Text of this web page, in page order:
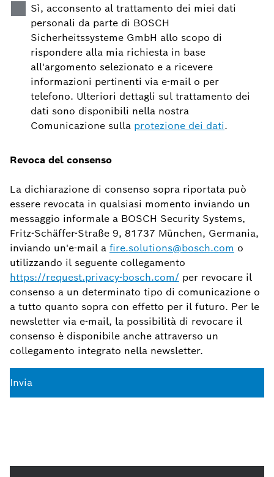
Sì, acconsento al trattamento dei miei dati
personali da parte di BOSCH
Sicherheitssysteme GmbH allo scopo di
rispondere alla mia richiesta in base
all'argomento selezionato e a ricevere
informazioni pertinenti via e-mail o per
telefono. Ulteriori dettagli sul trattamento dei
dati sono disponibili nella nostra
Comunicazione sulla protezione dei dati.
Revoca del consenso
La dichiarazione di consenso sopra riportata può
essere revocata in qualsiasi momento inviando un
messaggio informale a BOSCH Security Systems,
Fritz-Schäffer-Straße 9, 81737 München, Germania,
inviando un'e-mail a fire.solutions@bosch.com o
utilizzando il seguente collegamento
https://request.privacy-bosch.com/ per revocare il
consenso a un determinato tipo di comunicazione o
a tutto quanto sopra con effetto per il futuro. Per le
newsletter via e-mail, la possibilità di revocare il
consenso è disponibile anche attraverso un
collegamento integrato nella newsletter.
Invia